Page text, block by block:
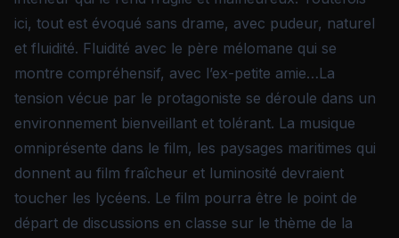
ici, tout est évoqué sans drame, avec pudeur, naturel
et fluidité. Fluidité avec le père mélomane qui se
montre compréhensif, avec l’ex-petite amie…La
tension vécue par le protagoniste se déroule dans un
environnement bienveillant et tolérant. La musique
omniprésente dans le film, les paysages maritimes qui
donnent au film fraîcheur et luminosité devraient
toucher les lycéens. Le film pourra être le point de
départ de discussions en classe sur le thème de la